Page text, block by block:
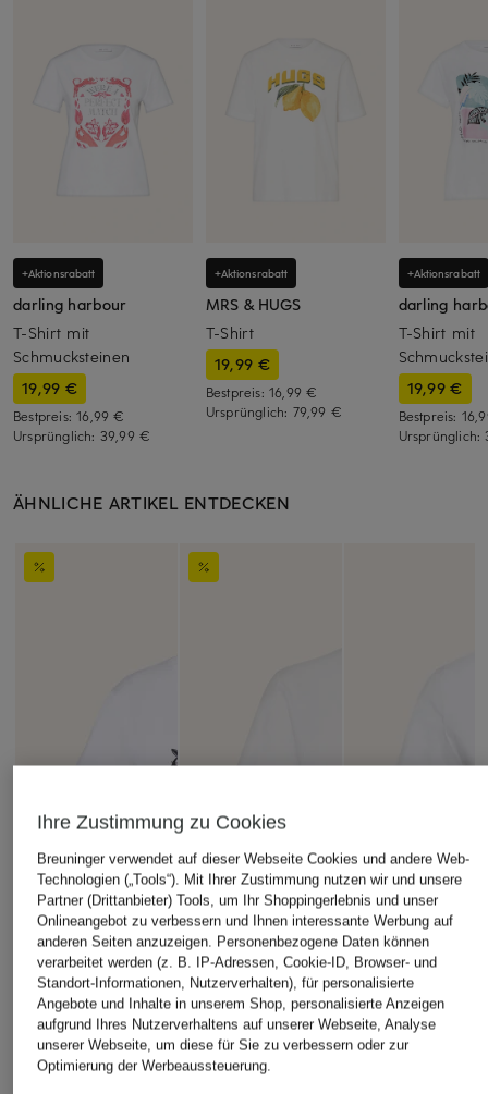
+Aktionsrabatt
darling harbour
T-Shirt mit
Schmucksteinen
19,99 €
Bestpreis:16,99 €
Ursprünglich: 39,99 €
+Aktionsrabatt
MRS & HUGS
T-Shirt
19,99 €
Bestpreis: 16,99 €
Ursprünglich: 79,99 €
+Aktionsrabatt
darling
T-Shirt mit
19,99 €
Bestpreis:
Ursprünglich:
ÄHNLICHE ARTIKEL ENTDECKEN
Ihre Zustimmung zu Cookies
Breuninger verwendet auf dieser Webseite Cookies und andere Web-
Technologien („Tools“). Mit Ihrer Zustimmung nutzen wir und unsere
Partner (Drittanbieter) Tools, um Ihr Shoppingerlebnis und unser
Onlineangebot zu verbessern und Ihnen interessante Werbung auf
anderen Seiten anzuzeigen. Personenbezogene Daten können
verarbeitet werden (z. B. IP-Adressen, Cookie-ID, Browser- und
Standort-Informationen, Nutzerverhalten), für personalisierte
Angebote und Inhalte in unserem Shop, personalisierte Anzeigen
aufgrund Ihres Nutzerverhaltens auf unserer Webseite, Analyse
unserer Webseite, um diese für Sie zu verbessern oder zur
Optimierung der Werbeaussteuerung.